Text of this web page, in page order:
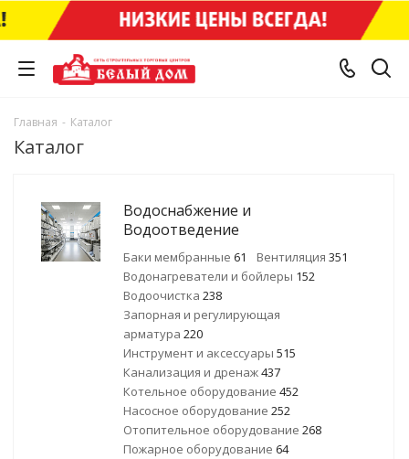
Главная - Каталог
Каталог
Водоснабжение и
Водоотведение
Баки мембранные 61 Вентиляция 351
Водонагреватели и бойлеры 152
Водоочистка 238
Запорная и регулирующая
арматура 220
Инструмент и аксессуары 515
Канализация и дренаж437
Котельное оборудование 452
Насосное оборудование 252
Отопительное оборудование 268
Пожарное оборудование 64